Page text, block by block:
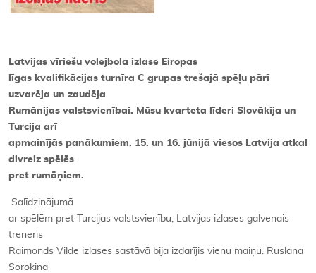
Latvijas vīriešu volejbola izlase Eiropas
līgas kvalifikācijas turnīra C grupas trešajā spēļu pārī
uzvarēja un zaudēja
Rumānijas valstsvienībai. Mūsu kvarteta līderi Slovākija un
Turcija arī
apmainījās panākumiem. 15. un 16. jūnijā viesos Latvija atkal
divreiz spēlēs
pret rumāņiem.
Salīdzinājumā
ar spēlēm pret Turcijas valstsvienību, Latvijas izlases galvenais
treneris
Raimonds Vilde izlases sastāvā bija izdarījis vienu maiņu. Ruslana
Sorokina